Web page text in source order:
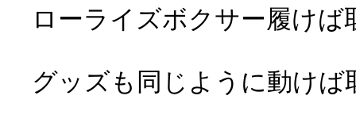
ローライズボクサー履けば
グッズも同じように動けば